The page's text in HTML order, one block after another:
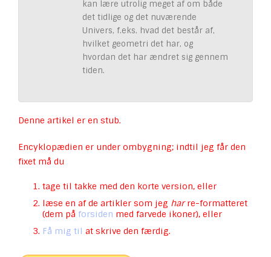
kan lære utrolig meget af om både
det tidlige og det nuværende
Univers, f.eks. hvad det består af,
hvilket geometri det har, og
hvordan det har ændret sig gennem
tiden.
Denne artikel er en stub.
Encyklopædien er under ombygning; indtil jeg får den
fixet må du
tage til takke med den korte version, eller
læse en af de artikler som jeg harre-formatteret
(dem på forsiden med farvede ikoner), eller
Få mig til at skrive den færdig.